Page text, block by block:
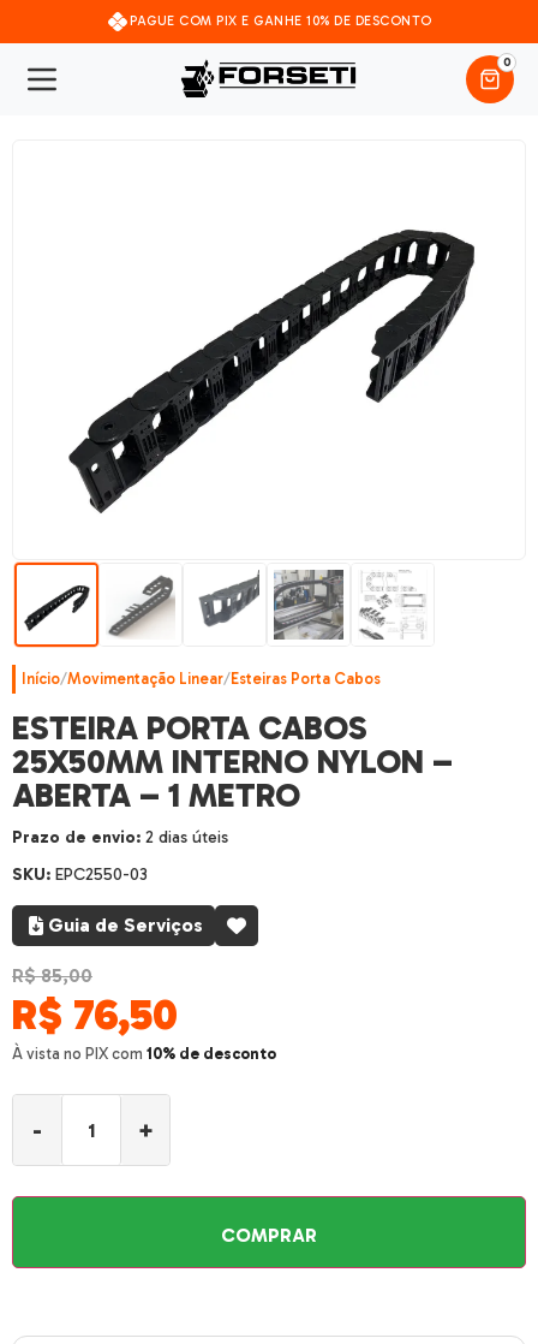
PAGUE COM PIX E GANHE 10% DE DESCONTO
0
Início/Movimentação Linear/Esteiras Porta Cabos
ESTEIRA PORTA CABOS
25X50MM INTERNO NYLON –
ABERTA – 1 METRO
Prazo de envio: 2 dias úteis
SKU: EPC2550-03
Guia de Serviços
R$ 85,00
R$ 76,50
À vista no PIX com 10% de desconto
- +
COMPRAR